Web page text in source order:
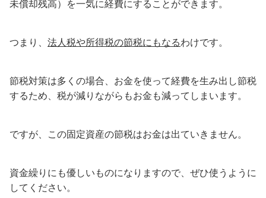
未償却残高）を一気に経費にすることができます。
つまり、 法人税や所得税の節税にもなるわけです。
節税対策は多くの場合、お金を使って経費を生み出し節税
するため、税が減りながらもお金も減ってしまいます。
ですが、この固定資産の節税はお金は出ていきません。
資金繰りにも優しいものになりますので、ぜひ使うように
してください。